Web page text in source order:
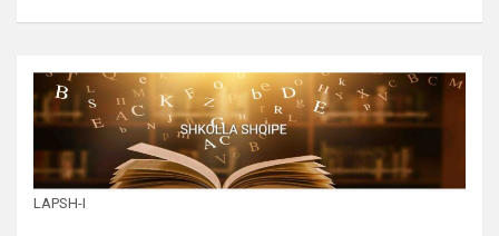
LAPSH-I